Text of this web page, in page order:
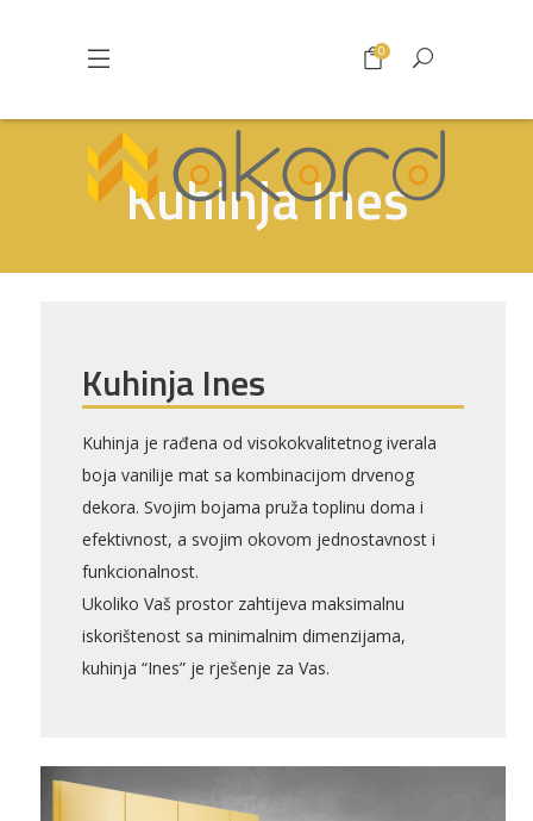
Pogledajte što je novo
u ponudi
AKCIJA! Pločasti
materijali
Alati i
pribor
Vrt i
okućnica odjeća
Rasvjeta Boje i GrađevinskiVodomaterijalVrata i
0
Kuhinja Ines
Kuhinja Ines
Kuhinja je rađena od visokokvalitetnog iverala
boja vanilije mat sa kombinacijom drvenog
dekora. Svojim bojama pruža toplinu doma i
efektivnost, a svojim okovom jednostavnost i
funkcionalnost.
Ukoliko Vaš prostor zahtijeva maksimalnu
iskorištenost sa minimalnim dimenzijama,
kuhinja “Ines” je rješenje za Vas.